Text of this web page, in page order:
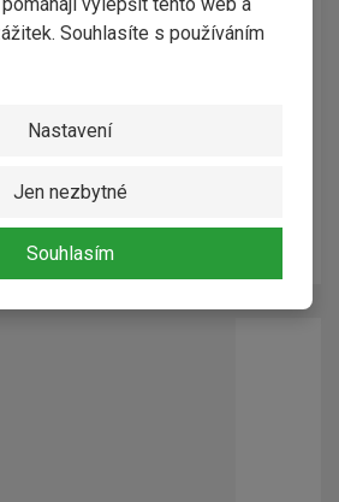
Souhlasíte s používáním
Nastavení
Jen nezbytné
Souhlasím
- 0,75 litru